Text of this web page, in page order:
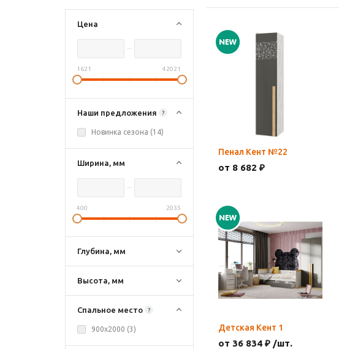
Цена
1621 42021
Наши предложения ?
Новинка сезона (14)
Ширина, мм
400 2035
Глубина, мм
Высота, мм
Спальное место ?
900х2000 (3)
Пенал Кент №22
от 8 682 ₽
Детская Кент 1
от 36 834 ₽ /шт.